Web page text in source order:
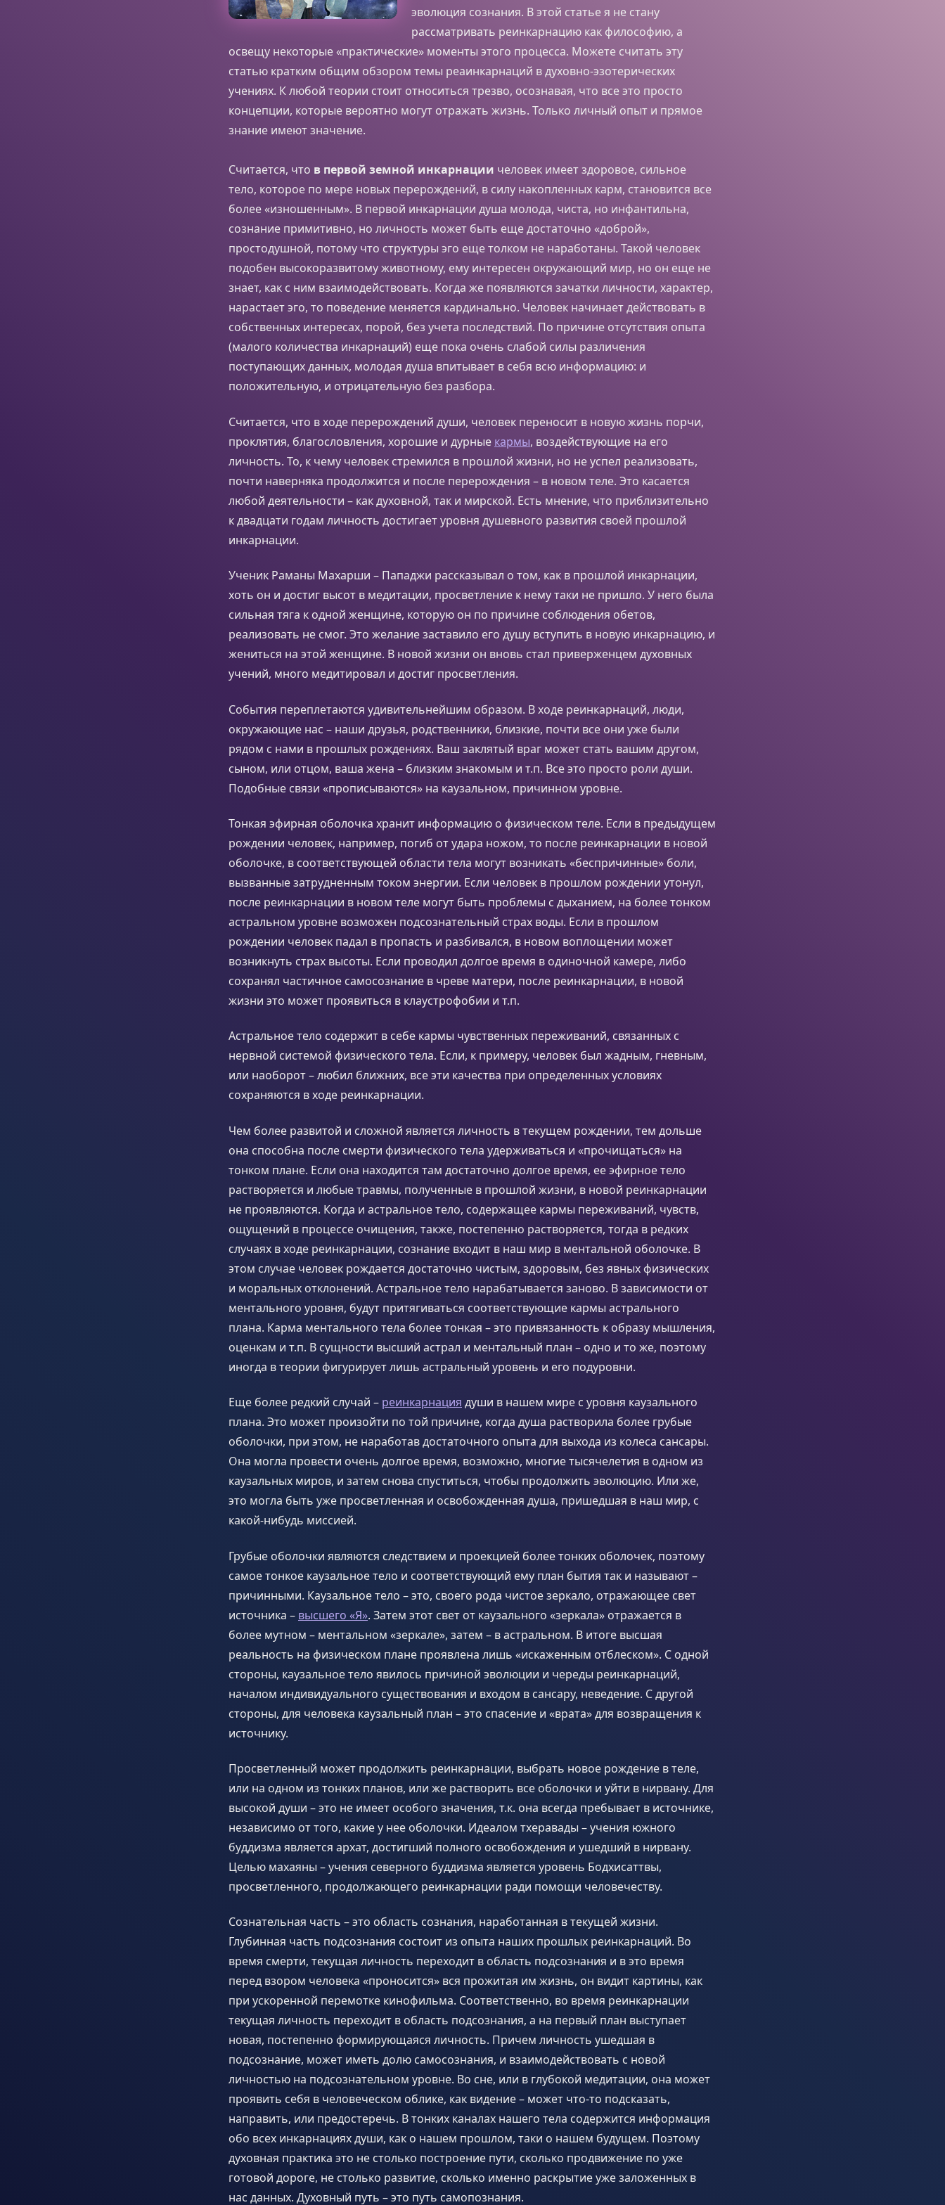
эволюция сознания. В этой статье я не стану
рассматривать реинкарнацию как философию, а
освещу некоторые «практические» моменты этого процесса. Можете считать эту
статью кратким общим обзором темы реаинкарнаций в духовно-эзотерических
учениях. К любой теории стоит относиться трезво, осознавая, что все это просто
концепции, которые вероятно могут отражать жизнь. Только личный опыт и прямое
знание имеют значение.
Считается, что в первой земной инкарнации человек имеет здоровое, сильное
тело, которое по мере новых перерождений, в силу накопленных карм, становится все
более «изношенным». В первой инкарнации душа молода, чиста, но инфантильна,
сознание примитивно, но личность может быть еще достаточно «доброй»,
простодушной, потому что структуры эго еще толком не наработаны. Такой человек
подобен высокоразвитому животному, ему интересен окружающий мир, но он еще не
знает, как с ним взаимодействовать. Когда же появляются зачатки личности, характер,
нарастает эго, то поведение меняется кардинально. Человек начинает действовать в
собственных интересах, порой, без учета последствий. По причине отсутствия опыта
(малого количества инкарнаций) еще пока очень слабой силы различения
поступающих данных, молодая душа впитывает в себя всю информацию: и
положительную, и отрицательную без разбора.
Считается, что в ходе перерождений души, человек переносит в новую жизнь порчи,
проклятия, благословления, хорошие и дурные кармы, воздействующие на его
личность. То, к чему человек стремился в прошлой жизни, но не успел реализовать,
почти наверняка продолжится и после перерождения – в новом теле. Это касается
любой деятельности – как духовной, так и мирской. Есть мнение, что приблизительно
к двадцати годам личность достигает уровня душевного развития своей прошлой
инкарнации.
Ученик Раманы Махарши – Пападжи рассказывал о том, как в прошлой инкарнации,
хоть он и достиг высот в медитации, просветление к нему таки не пришло. У него была
сильная тяга к одной женщине, которую он по причине соблюдения обетов,
реализовать не смог. Это желание заставило его душу вступить в новую инкарнацию, и
жениться на этой женщине. В новой жизни он вновь стал приверженцем духовных
учений, много медитировал и достиг просветления.
События переплетаются удивительнейшим образом. В ходе реинкарнаций, люди,
окружающие нас – наши друзья, родственники, близкие, почти все они уже были
рядом с нами в прошлых рождениях. Ваш заклятый враг может стать вашим другом,
сыном, или отцом, ваша жена – близким знакомым и т.п. Все это просто роли души.
Подобные связи «прописываются» на каузальном, причинном уровне.
Тонкая эфирная оболочка хранит информацию о физическом теле. Если в предыдущем
рождении человек, например, погиб от удара ножом, то после реинкарнации в новой
оболочке, в соответствующей области тела могут возникать «беспричинные» боли,
вызванные затрудненным током энергии. Если человек в прошлом рождении утонул,
после реинкарнации в новом теле могут быть проблемы с дыханием, на более тонком
астральном уровне возможен подсознательный страх воды. Если в прошлом
рождении человек падал в пропасть и разбивался, в новом воплощении может
возникнуть страх высоты. Если проводил долгое время в одиночной камере, либо
сохранял частичное самосознание в чреве матери, после реинкарнации, в новой
жизни это может проявиться в клаустрофобии и т.п.
Астральное тело содержит в себе кармы чувственных переживаний, связанных с
нервной системой физического тела. Если, к примеру, человек был жадным, гневным,
или наоборот – любил ближних, все эти качества при определенных условиях
сохраняются в ходе реинкарнации.
Чем более развитой и сложной является личность в текущем рождении, тем дольше
она способна после смерти физического тела удерживаться и «прочищаться» на
тонком плане. Если она находится там достаточно долгое время, ее эфирное тело
растворяется и любые травмы, полученные в прошлой жизни, в новой реинкарнации
не проявляются. Когда и астральное тело, содержащее кармы переживаний, чувств,
ощущений в процессе очищения, также, постепенно растворяется, тогда в редких
случаях в ходе реинкарнации, сознание входит в наш мир в ментальной оболочке. В
этом случае человек рождается достаточно чистым, здоровым, без явных физических
и моральных отклонений. Астральное тело нарабатывается заново. В зависимости от
ментального уровня, будут притягиваться соответствующие кармы астрального
плана. Карма ментального тела более тонкая – это привязанность к образу мышления,
оценкам и т.п. В сущности высший астрал и ментальный план – одно и то же, поэтому
иногда в теории фигурирует лишь астральный уровень и его подуровни.
Еще более редкий случай – реинкарнация души в нашем мире с уровня каузального
плана. Это может произойти по той причине, когда душа растворила более грубые
оболочки, при этом, не наработав достаточного опыта для выхода из колеса сансары.
Она могла провести очень долгое время, возможно, многие тысячелетия в одном из
каузальных миров, и затем снова спуститься, чтобы продолжить эволюцию. Или же,
это могла быть уже просветленная и освобожденная душа, пришедшая в наш мир, с
какой-нибудь миссией.
Грубые оболочки являются следствием и проекцией более тонких оболочек, поэтому
самое тонкое каузальное тело и соответствующий ему план бытия так и называют –
причинными. Каузальное тело – это, своего рода чистое зеркало, отражающее свет
источника – высшего «Я». Затем этот свет от каузального «зеркала» отражается в
более мутном – ментальном «зеркале», затем – в астральном. В итоге высшая
реальность на физическом плане проявлена лишь «искаженным отблеском». С одной
стороны, каузальное тело явилось причиной эволюции и череды реинкарнаций,
началом индивидуального существования и входом в сансару, неведение. С другой
стороны, для человека каузальный план – это спасение и «врата» для возвращения к
источнику.
Просветленный может продолжить реинкарнации, выбрать новое рождение в теле,
или на одном из тонких планов, или же растворить все оболочки и уйти в нирвану. Для
высокой души – это не имеет особого значения, т.к. она всегда пребывает в источнике,
независимо от того, какие у нее оболочки. Идеалом тхеравады – учения южного
буддизма является архат, достигший полного освобождения и ушедший в нирвану.
Целью махаяны – учения северного буддизма является уровень Бодхисаттвы,
просветленного, продолжающего реинкарнации ради помощи человечеству.
Сознательная часть – это область сознания, наработанная в текущей жизни.
Глубинная часть подсознания состоит из опыта наших прошлых реинкарнаций. Во
время смерти, текущая личность переходит в область подсознания и в это время
перед взором человека «проносится» вся прожитая им жизнь, он видит картины, как
при ускоренной перемотке кинофильма. Соответственно, во время реинкарнации
текущая личность переходит в область подсознания, а на первый план выступает
новая, постепенно формирующаяся личность. Причем личность ушедшая в
подсознание, может иметь долю самосознания, и взаимодействовать с новой
личностью на подсознательном уровне. Во сне, или в глубокой медитации, она может
проявить себя в человеческом облике, как видение – может что-то подсказать,
направить, или предостеречь. В тонких каналах нашего тела содержится информация
обо всех инкарнациях души, как о нашем прошлом, таки о нашем будущем. Поэтому
духовная практика это не столько построение пути, сколько продвижение по уже
готовой дороге, не столько развитие, сколько именно раскрытие уже заложенных в
нас данных. Духовный путь – это путь самопознания.